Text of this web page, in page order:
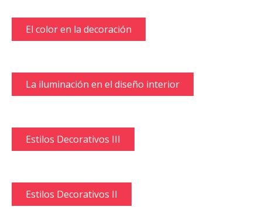
El color en la decoración
La iluminación en el diseño interior
Estilos Decorativos III
Estilos Decorativos II